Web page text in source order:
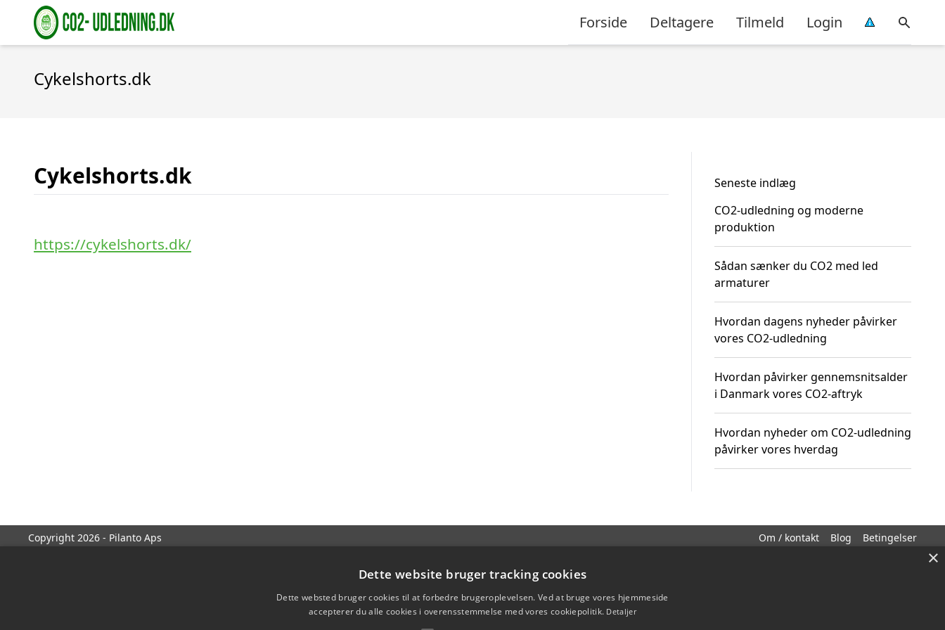
Forside Deltagere Tilmeld Login
Cykelshorts.dk
Cykelshorts.dk
https://cykelshorts.dk/
Seneste indlæg
CO2-udledning og moderne
produktion
Sådan sænker du CO2 med led
armaturer
Hvordan dagens nyheder påvirker
vores CO2-udledning
Hvordan påvirker gennemsnitsalder
i Danmark vores CO2-aftryk
Hvordan nyheder om CO2-udledning
påvirker vores hverdag
Copyright 2026 - Pilanto Aps Om / kontakt Blog Betingelser
×
Dette website bruger tracking cookies
Dette websted bruger cookies til at forbedre brugeroplevelsen. Ved at bruge vores hjemmeside
accepterer du alle cookies i overensstemmelse med vores cookiepolitik. Detaljer